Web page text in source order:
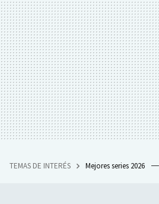
TEMAS DE INTERÉS Mejores series 2026